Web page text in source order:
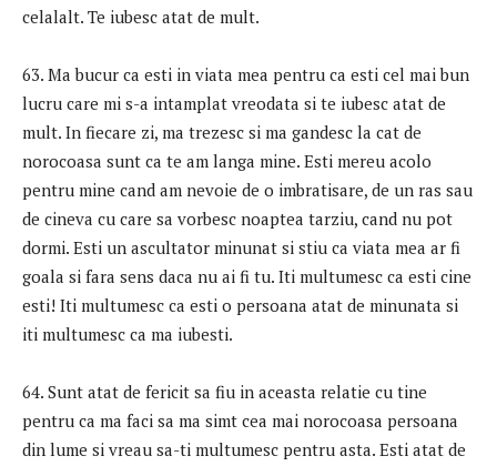
celalalt. Te iubesc atat de mult.
63. Ma bucur ca esti in viata mea pentru ca esti cel mai bun
lucru care mi s-a intamplat vreodata si te iubesc atat de
mult. In fiecare zi, ma trezesc si ma gandesc la cat de
norocoasa sunt ca te am langa mine. Esti mereu acolo
pentru mine cand am nevoie de o imbratisare, de un ras sau
de cineva cu care sa vorbesc noaptea tarziu, cand nu pot
dormi. Esti un ascultator minunat si stiu ca viata mea ar fi
goala si fara sens daca nu ai fi tu. Iti multumesc ca esti cine
esti! Iti multumesc ca esti o persoana atat de minunata si
iti multumesc ca ma iubesti.
64. Sunt atat de fericit sa fiu in aceasta relatie cu tine
pentru ca ma faci sa ma simt cea mai norocoasa persoana
din lume si vreau sa-ti multumesc pentru asta. Esti atat de